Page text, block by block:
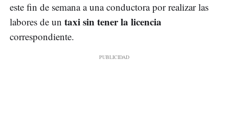
este fin de semana a una conductora por realizar las
labores de un taxi sin tener la licencia
correspondiente.